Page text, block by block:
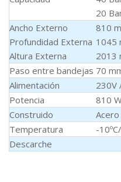
20
Ancho Externo
Profundidad Externa
Altura Externa
810
1045
2013
Paso entre bandejas 70
Alimentación
230V
Potencia
810
Construido
Temperatura
-
Descarche